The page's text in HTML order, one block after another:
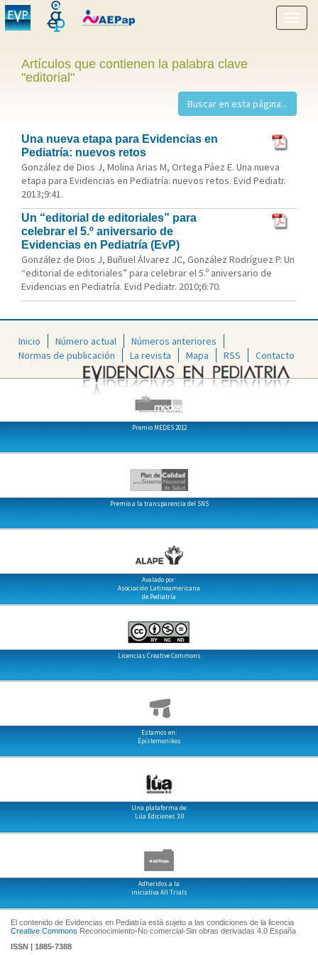
menú
Artículos que contienen la palabra clave
"editorial"
Una nueva etapa para Evidencias en
Pediatría: nuevos retos
González de Dios J, Molina Arias M, Ortega Páez E. Una nueva
etapa para Evidencias en Pediatría: nuevos retos. Evid Pediatr.
2013;9:41.
Un “editorial de editoriales” para
celebrar el 5.º aniversario de
Evidencias en Pediatría (EvP)
González de Dios J, Buñuel Álvarez JC, González Rodríguez P. Un
“editorial de editoriales” para celebrar el 5.º aniversario de
Evidencias en Pediatría. Evid Pediatr. 2010;6:70.
Inicio Número actual
Números anteriores
Normas de publicación
La revista Mapa RSS Contacto
Premio MEDES 2012
Premio a la transparencia del SNS
Avalado por:
Asociación Latinoamericana
de Pediatría
Licencias Creative Commons
Estamos en:
Epistemonikos
Una plataforma de:
Lúa Ediciones 3.0
Adheridos a la
iniciativa All Trials
El contenido de Evidencias en Pediatría está sujeto a las condiciones de la licencia
Creative Commons Reconocimiento-No comercial-Sin obras derivadas 4.0 España
ISSN | 1885-7388